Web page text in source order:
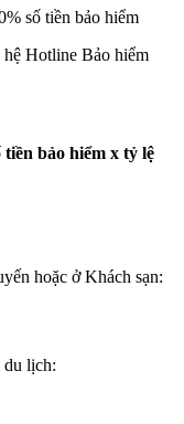
số tiền bảo hiểm
Hotline Bảo hiểm
bảo hiểm x tỷ lệ
hoặc ở Khách sạn:
du lịch: